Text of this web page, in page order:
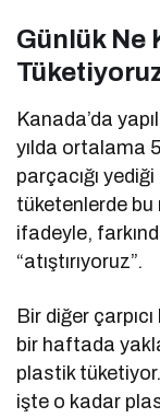
Günlük Ne
Kanada’da
yılda ortalama
parçacığı
tüketenlerde bu
ifadeyle,
“atıştırıyoruz”.
Bir diğer
bir haftada
plastik tüketiyor.
işte o kadar